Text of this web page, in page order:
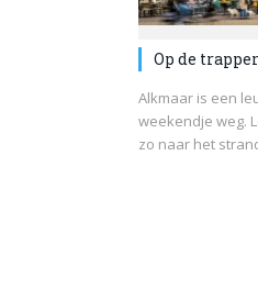
Op de
Alkmaar is een
weekendje weg.
zo naar het